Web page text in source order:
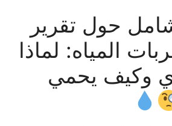
حول تقرير
المياه: لماذا
وكيف يحمي